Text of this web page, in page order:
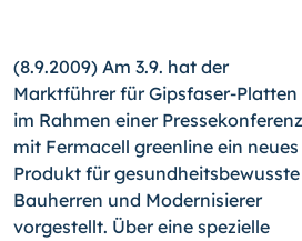
(8.9.2009) Am 3.9. hat der
Marktführer für Gipsfaser-Platten
im Rahmen einer Pressekonferenz
mit Fermacell greenline ein neues
Produkt für gesundheitsbewusste
Bauherren und Modernisierer
vorgestellt. Über eine spezielle